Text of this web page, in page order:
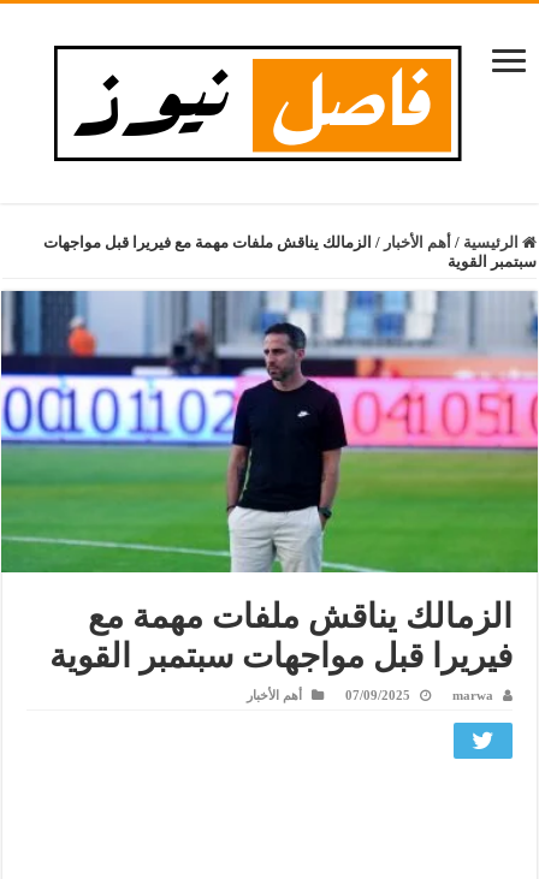
الرئيسية / أهم الأخبار / الزمالك يناقش ملفات مهمة مع فيريرا قبل مواجهات
سبتمبر القوية
الزمالك يناقش ملفات مهمة مع
فيريرا قبل مواجهات سبتمبر القوية
marwa
07/09/2025 أهم الأخبار